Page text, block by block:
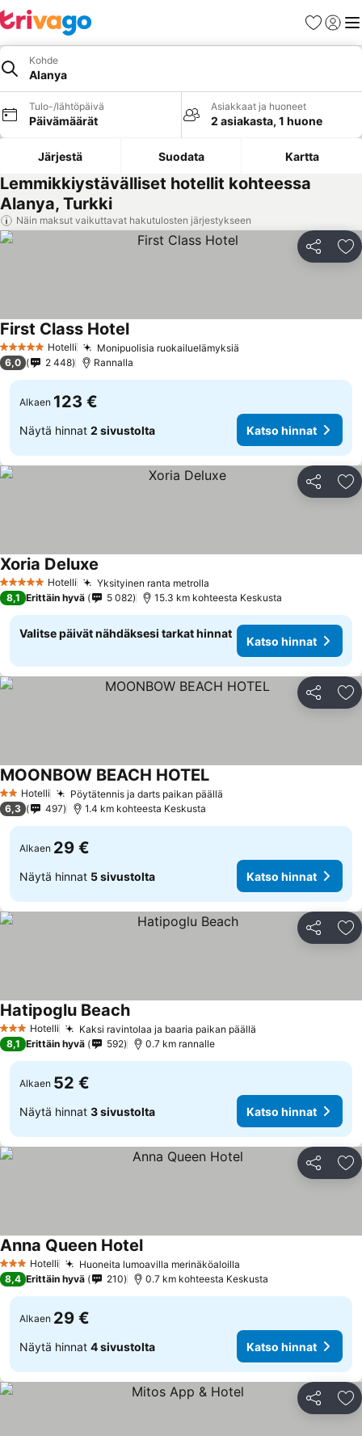
Suosikit
Kohde
Alanya
Tulo-/lähtöpäivä
Päivämäärät
Asiakkaat ja huoneet
2 asiakasta, 1 huone
Järjestä Suodata Kartta
Lemmikkiystävälliset hotellit kohteessa
Alanya, Turkki
Näin maksut vaikuttavat hakutulosten järjestykseen
Jaa
5 Tähtiluokitus
Hotelli Monipuolisia ruokailuelämyksiä
First Class Hotel
6,0 2 448 Rannalla
Alkaen 123 €
Näytä hinnat 2 sivustolta Katso hinnat
Jaa
5 Tähtiluokitus
Hotelli Yksityinen ranta metrolla
Xoria Deluxe
8,1 Erittäin hyvä 5 082 15.3 km kohteesta Keskusta
Valitse päivät nähdäksesi tarkat hinnat
Katso hinnat
Jaa
2 Tähtiluokitus
Hotelli Pöytätennis ja darts paikan päällä
MOONBOW BEACH HOTEL
6,3 497 1.4 km kohteesta Keskusta
Alkaen 29 €
Näytä hinnat 5 sivustolta Katso hinnat
Jaa
3 Tähtiluokitus
Hotelli Kaksi ravintolaa ja baaria paikan päällä
Hatipoglu Beach
8,1 Erittäin hyvä 592 0.7 km rannalle
Alkaen 52 €
Näytä hinnat 3 sivustolta Katso hinnat
Jaa
3 Tähtiluokitus
Hotelli Huoneita lumoavilla merinäköaloilla
Anna Queen Hotel
8,4 Erittäin hyvä 210 0.7 km kohteesta Keskusta
Alkaen 29 €
Näytä hinnat 4 sivustolta Katso hinnat
Jaa